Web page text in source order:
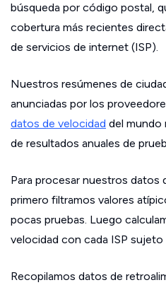
búsqueda por código postal,
cobertura más recientes
de servicios de internet (ISP).
Nuestros resúmenes de
anunciadas por los
datos de velocidad del mundo
de resultados anuales de
Para procesar nuestros datos
primero filtramos valores
pocas pruebas. Luego
velocidad con cada ISP
Recopilamos datos de